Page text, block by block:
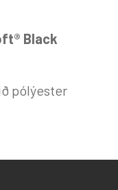
Black
pólýester